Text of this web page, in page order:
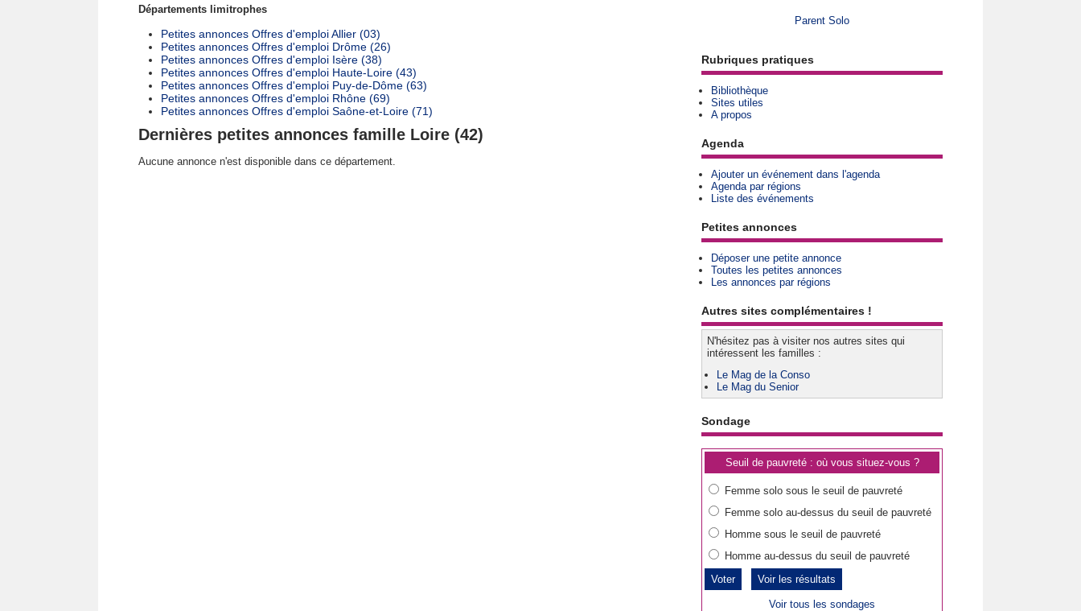
Départements limitrophes
Petites annonces Offres d'emploi Allier (03)
Petites annonces Offres d'emploi Drôme (26)
Petites annonces Offres d'emploi Isère (38)
Petites annonces Offres d'emploi Haute-Loire (43)
Petites annonces Offres d'emploi Puy-de-Dôme (63)
Petites annonces Offres d'emploi Rhône (69)
Petites annonces Offres d'emploi Saône-et-Loire (71)
Dernières petites annonces famille Loire (42)
Aucune annonce n'est disponible dans ce département.
Parent Solo
Rubriques pratiques
Bibliothèque
Sites utiles
A propos
Agenda
Ajouter un événement dans l'agenda
Agenda par régions
Liste des événements
Petites annonces
Déposer une petite annonce
Toutes les petites annonces
Les annonces par régions
Autres sites complémentaires !
N'hésitez pas à visiter nos autres sites qui
intéressent les familles :
Le Mag de la Conso
Le Mag du Senior
Sondage
Seuil de pauvreté : où vous situez-vous ?
Femme solo sous le seuil de pauvreté
Femme solo au-dessus du seuil de pauvreté
Homme sous le seuil de pauvreté
Homme au-dessus du seuil de pauvreté
Voir les résultats
Voir tous les sondages